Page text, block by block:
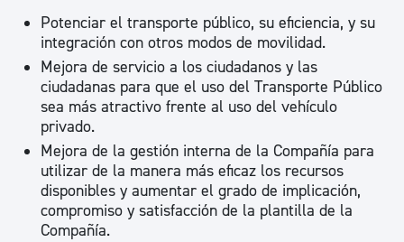
Potenciar el transporte público, su eficiencia, y su
integración con otros modos de movilidad.
Mejora de servicio a los ciudadanos y las
ciudadanas para que el uso del Transporte Público
sea más atractivo frente al uso del vehículo
privado.
Mejora de la gestión interna de la Compañía para
utilizar de la manera más eficaz los recursos
disponibles y aumentar el grado de implicación,
compromiso y satisfacción de la plantilla de la
Compañía.